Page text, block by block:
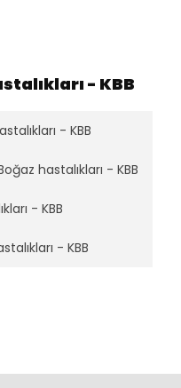
- KBB
- KBB
hastalıkları - KBB
- KBB
- KBB